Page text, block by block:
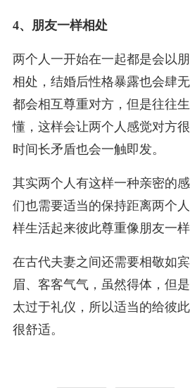
4、朋友一样相处
两个人一开始在一起都是会以
相处，结婚后性格暴露也会肆
都会相互尊重对方，但是往往
懂，这样会让两个人感觉对方
时间长矛盾也会一触即发。
其实两个人有这样一种亲密的
们也需要适当的保持距离两个
样生活起来彼此尊重像朋友一样
在古代夫妻之间还需要相敬如
眉、客客气气，虽然得体，但
太过于礼仪，所以适当的给彼
很舒适。